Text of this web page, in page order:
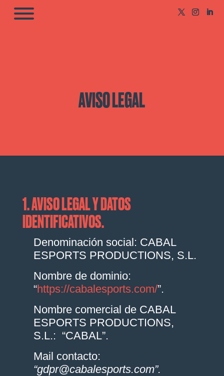
AVISO LEGAL
1. AVISO LEGAL Y DATOS
IDENTIFICATIVOS.
Denominación social: CABAL
ESPORTS PRODUCTIONS, S.L.
Nombre de dominio:
“https://cabalesports.com/”.
Nombre comercial de CABAL
ESPORTS PRODUCTIONS,
S.L.: “CABAL”.
Mail contacto:
“gdpr@cabalesports.com”.